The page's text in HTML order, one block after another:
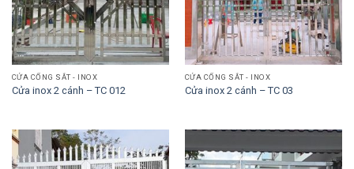
CỬA CỔNG SẮT - INOX
Cửa inox 2 cánh – TC 012
CỬA CỔNG SẮT - INOX
Cửa inox 2 cánh – TC 03